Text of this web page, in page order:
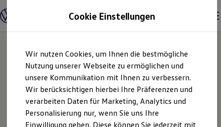
Hauptinhalt
springen
Footer
springen
Modelle und Konfigurator
Konfigurator
Modelle vergleichen
Elektroautos
ENERGY Sondermodelle
Nutzfahrzeuge
SUV und CUV
Familienautos
Kombis
Kompaktwagen
Sportwagen
Autohaus Gungl
GmbH & Co. KG |
Cookie Einstellungen
Wir nutzen Cookies, um Ihnen die bestmögliche
Nutzung unserer Webseite zu ermöglichen und
unsere Kommunikation mit Ihnen zu verbessern.
Wir berücksichtigen hierbei Ihre Präferenzen und
verarbeiten Daten für Marketing, Analytics und
Personalisierung nur, wenn Sie uns Ihre
Einwilligung geben. Diese können Sie jederzeit mit